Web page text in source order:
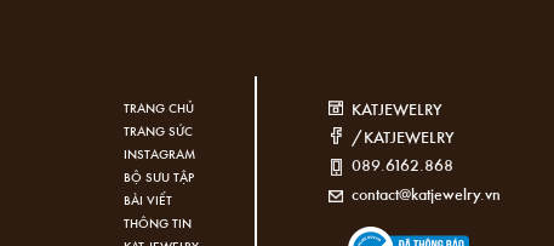
TRANG CHỦ
TRANG SỨC
INSTAGRAM
BỘ SƯU TẬP
BÀI VIẾT
THÔNG TIN
KATJEWELRY
/KATJEWELRY
089.6162.868
contact@katjewelry.vn